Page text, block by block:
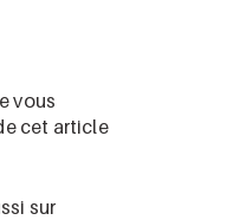
vous
cet article
sur